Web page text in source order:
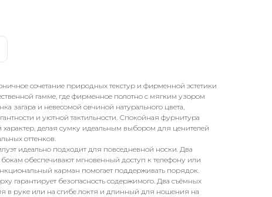
сочетание природных текстур и фирменной эстетики
гамме, где фирменное полотно с мягким узором
загара и невесомой овчиной натурального цвета,
и уютной тактильности. Спокойная фурнитура
характер, делая сумку идеальным выбором для ценителей
оттенков.
идеально подходит для повседневной носки. Два
обеспечивают мгновенный доступ к телефону или
карман помогает поддерживать порядок.
гарантирует безопасность содержимого. Два съёмных
в руке или на сгибе локтя и длинный для ношения на